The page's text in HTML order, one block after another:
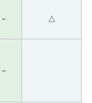
－ △
－